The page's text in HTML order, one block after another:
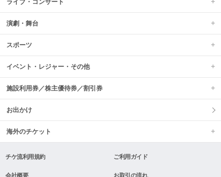
ライブ・コンサート
演劇・舞台
スポーツ
イベント・レジャー・その他
施設利用券／株主優待券／割引券
お出かけ
海外のチケット
チケ流利用規約 ご利用ガイド